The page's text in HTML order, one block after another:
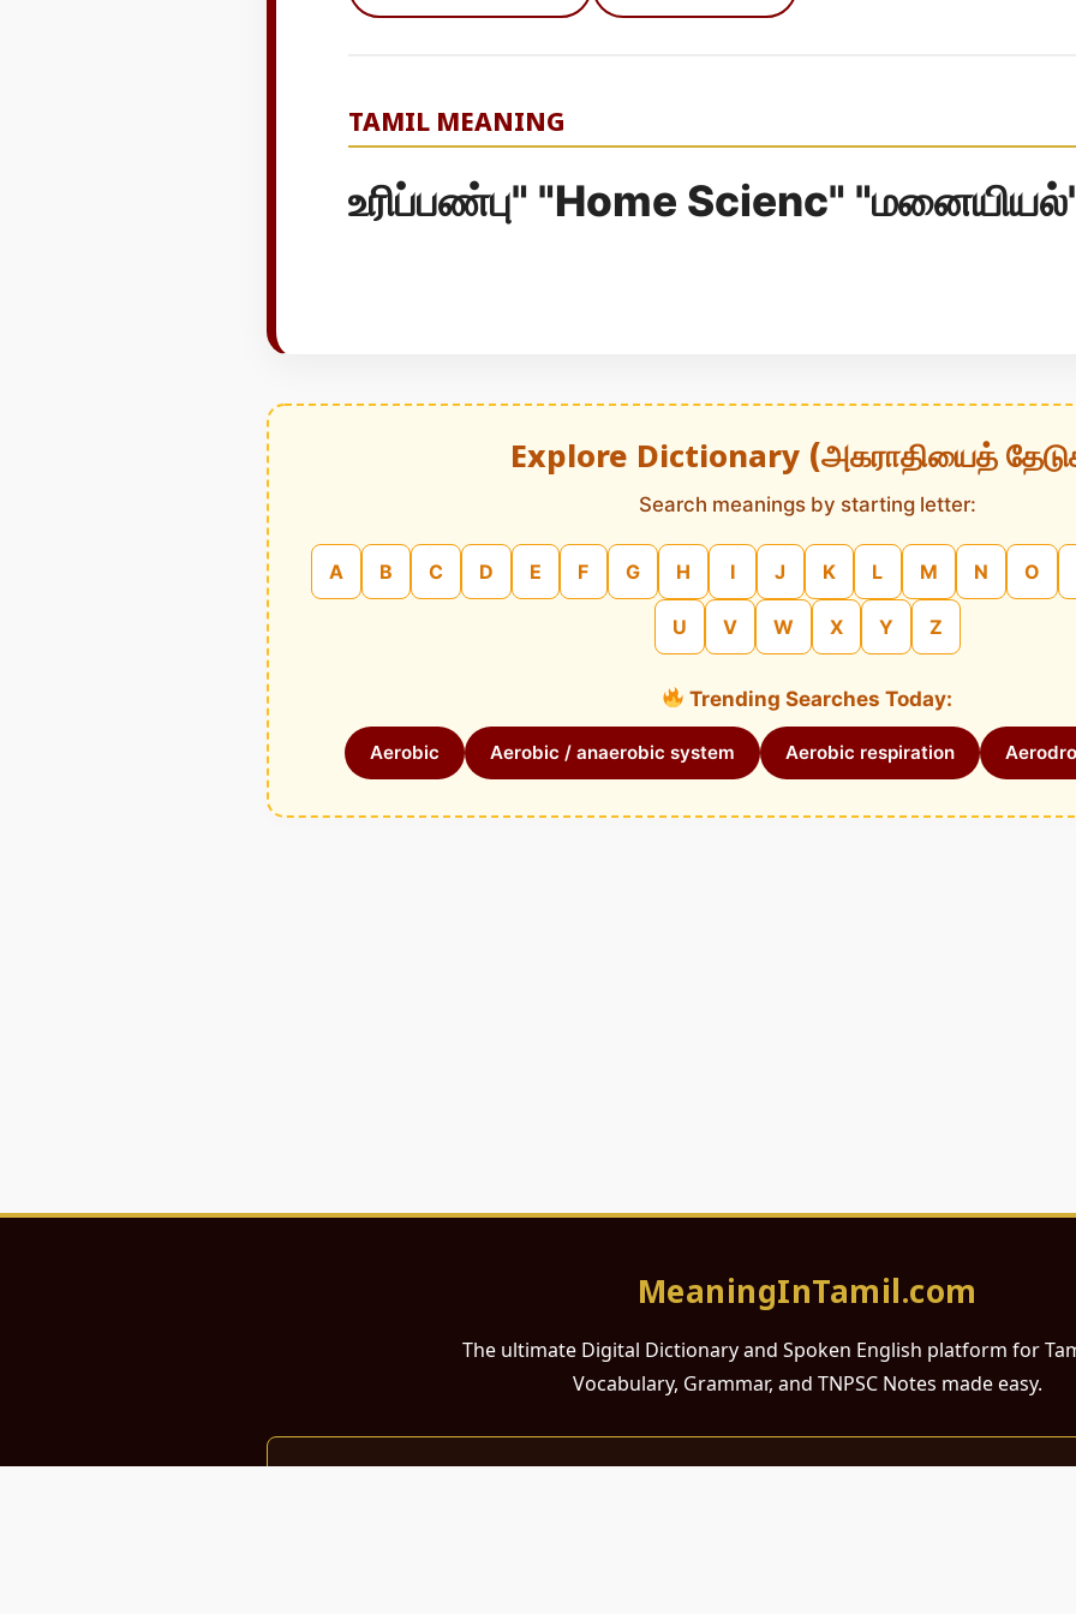
TAMIL MEANING
உரிப்பண்பு" "Home Scienc"
Explore Dictionary (அகராதியைத்
Search meanings by starting letter:
A B C D E F G H I J K L M N O
U V W X Y Z
Trending Searches Today:
Aerobic Aerobic / anaerobic system Aerobic respiration
MeaningInTamil.com
The ultimate Digital Dictionary and Spoken English platform for
Vocabulary, Grammar, and TNPSC Notes made easy.